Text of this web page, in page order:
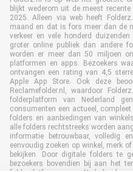
blijkt wederom uit de meest
2025. Alleen via web heeft
maand en dat is fors meer dan de
verkeer en vele honderd
groter online publiek dan andere
worden er meer dan 50 miljoen
platformen en apps. Bezoekers
ontvangen een rating van 4,5
Apple App Store. Ook deze
Reclamefolder.nl, waardoor
folderplatform van Nederland
consumenten een actueel,
folders en aanbiedingen van
alle folders rechtstreeks worden
informatie betrouwbaar, volledig
eenvoudig zoeken op winkel, merk
bekijken. Door digitale folders te
bezoekers bovendien bij aan het